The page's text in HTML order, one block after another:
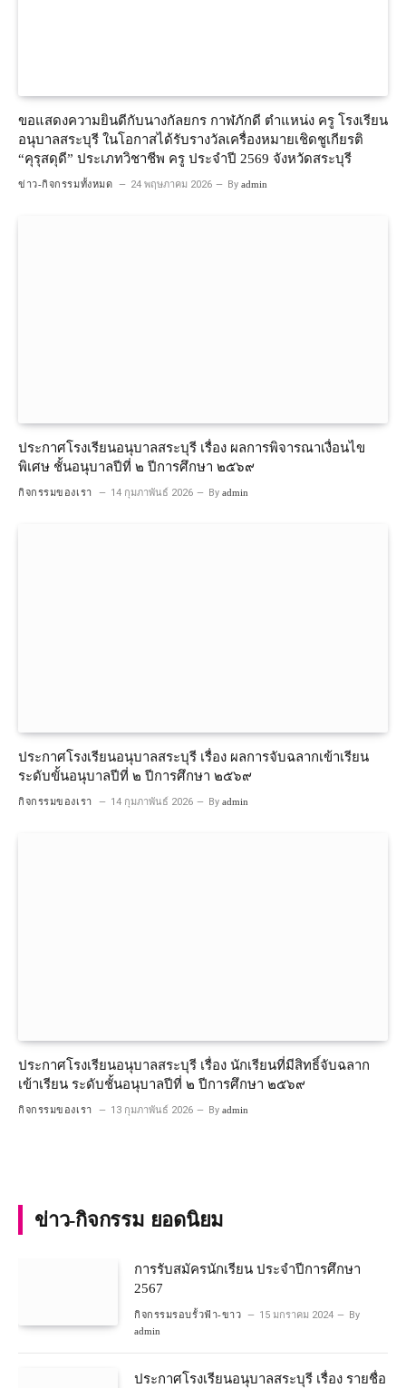
ขอแสดงความยินดีกับนางกัลยกร กาฬภักดี ตำแหน่ง ครู โรงเรียน
อนุบาลสระบุรี ในโอกาสได้รับรางวัลเครื่องหมายเชิดชูเกียรติ
“คุรุสดุดี” ประเภทวิชาชีพ ครู ประจำปี 2569 จังหวัดสระบุรี
ข่าว-กิจกรรมทั้งหมด 24 พฤษภาคม 2026 By admin
ประกาศโรงเรียนอนุบาลสระบุรี เรื่อง ผลการพิจารณาเงื่อนไข
พิเศษ ชั้นอนุบาลปีที่ ๒ ปีการศึกษา ๒๕๖๙
กิจกรรมของเรา 14 กุมภาพันธ์ 2026 By admin
ประกาศโรงเรียนอนุบาลสระบุรี เรื่อง ผลการจับฉลากเข้าเรียน
ระดับขั้นอนุบาลปีที่ ๒ ปีการศึกษา ๒๕๖๙
กิจกรรมของเรา 14 กุมภาพันธ์ 2026 By admin
ประกาศโรงเรียนอนุบาลสระบุรี เรื่อง นักเรียนที่มีสิทธิ์จับฉลาก
เข้าเรียน ระดับชั้นอนุบาลปีที่ ๒ ปีการศึกษา ๒๕๖๙
กิจกรรมของเรา 13 กุมภาพันธ์ 2026 By admin
ข่าว-กิจกรรม ยอดนิยม
การรับสมัครนักเรียน ประจำปีการศึกษา
2567
กิจกรรมรอบรั้วฟ้า-ขาว 15 มกราคม 2024 By
admin
ประกาศโรงเรียนอนุบาลสระบุรี เรื่อง รายชื่อ